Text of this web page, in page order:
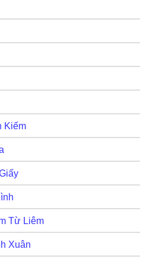
Kiếm
Từ Liêm
Xuân